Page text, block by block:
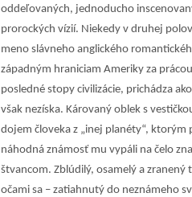
oddeľovaných, jednoducho
prorockých vízií. Niekedy v druhej
meno slávneho anglického
západným hraniciam Ameriky za
posledné stopy civilizácie, prichádza
však nezíska. Károvaný oblek s
dojem človeka z „inej planéty“,
náhodná známosť mu vypáli na čelo
štvancom. Zblúdilý, osamelý a
očami sa – zatiahnutý do neznámeho